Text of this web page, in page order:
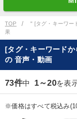
mic 講演収録物を探
ます
カテゴリー
TOP
" [タグ・キーワー
果
[タグ・キーワード
の 音声・動画
73件中 1～20を表
※価格はすべて税込み